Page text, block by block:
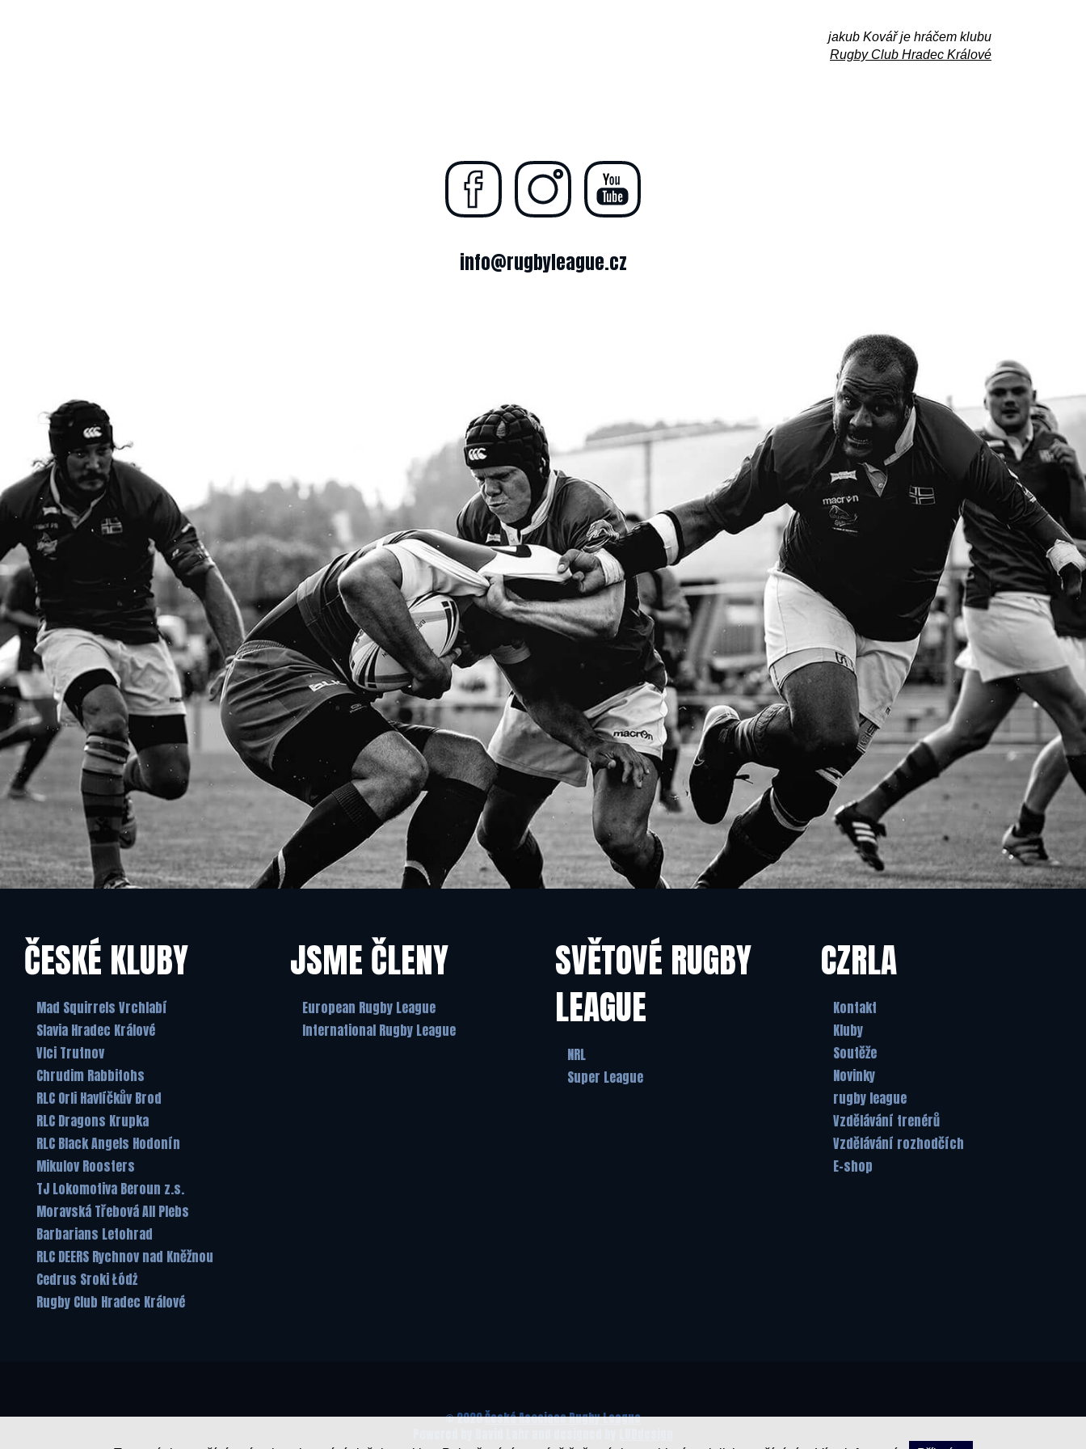
jakub Kovář je hráčem klubu
Rugby Club Hradec Králové
info@rugbyleague.cz
ČESKÉ KLUBY
Mad Squirrels Vrchlabí
Slavia Hradec Králové
Vlci Trutnov
Chrudim Rabbitohs
RLC Orli Havlíčkův Brod
RLC Dragons Krupka
RLC Black Angels Hodonín
Mikulov Roosters
TJ Lokomotiva Beroun z.s.
Moravská Třebová All Plebs
Barbarians Letohrad
RLC DEERS Rychnov nad Kněžnou
Cedrus Sroki Łódż
Rugby Club Hradec Králové
JSME ČLENY
European Rugby League
International Rugby League
SVĚTOVÉ RUGBY
LEAGUE
NRL
Super League
CZRLA
Kontakt
Kluby
Soutěže
Novinky
rugby league
Vzdělávání trenérů
Vzdělávání rozhodčích
E-shop
© 2020Česká Asociace Rugby League